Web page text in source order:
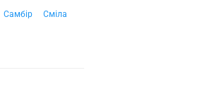
Самбір
Сміла